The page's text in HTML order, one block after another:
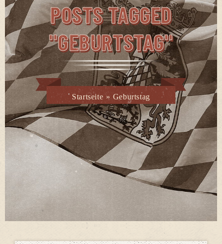
POSTS TAGGED
"GEBURTSTAG"
Startseite » Geburtstag